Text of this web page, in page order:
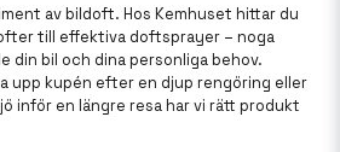
av bildoft. Hos Kemhuset hittar du
till effektiva doftsprayer – noga
din bil och dina personliga behov.
upp kupén efter en djup rengöring eller
inför en längre resa har vi rätt produkt